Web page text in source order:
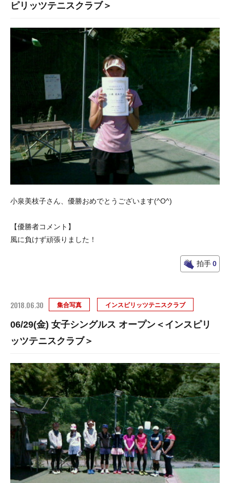
ピリッツテニスクラブ＞
小泉美枝子さん、優勝おめでとうございます(^O^)
【優勝者コメント】
風に負けず頑張りました！
拍手0
2018.06.30 集合写真 インスピリッツテニスクラブ
06/29(金) 女子シングルス オープン＜インスピリ
ッツテニスクラブ＞